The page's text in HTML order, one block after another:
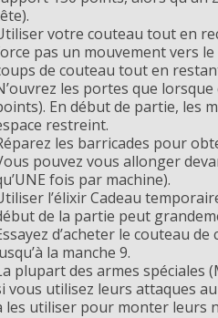
votre couteau tout en
pas un mouvement vers
de couteau tout en
les portes que
. En début de partie, les
restreint.
les barricades pour
pouvez vous allonger
fois par machine).
l’élixir Cadeau
de la partie peut
d’acheter le couteau
la manche 9.
plupart des armes spéciales
vous utilisez leurs attaques
les utiliser pour monter leurs